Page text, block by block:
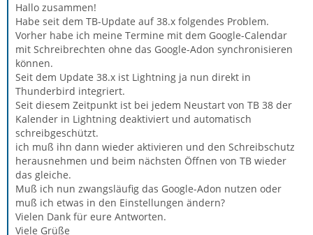
Hallo zusammen!
Habe seit dem TB-Update auf 38.x folgendes Problem.
Vorher habe ich meine Termine mit dem Google-Calendar
mit Schreibrechten ohne das Google-Adon synchronisieren
können.
Seit dem Update 38.x ist Lightning ja nun direkt in
Thunderbird integriert.
Seit diesem Zeitpunkt ist bei jedem Neustart von TB 38 der
Kalender in Lightning deaktiviert und automatisch
schreibgeschützt.
ich muß ihn dann wieder aktivieren und den Schreibschutz
herausnehmen und beim nächsten Öffnen von TB wieder
das gleiche.
Muß ich nun zwangsläufig das Google-Adon nutzen oder
muß ich etwas in den Einstellungen ändern?
Vielen Dank für eure Antworten.
Viele Grüße